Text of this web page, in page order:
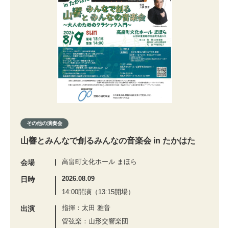
その他の演奏会
山響とみんなで創るみんなの音楽会 in たかはた
会場 高畠町文化ホール まほら
日時
2026.08.09
14:00開演（13:15開場）
出演
指揮：太田 雅音
管弦楽：山形交響楽団